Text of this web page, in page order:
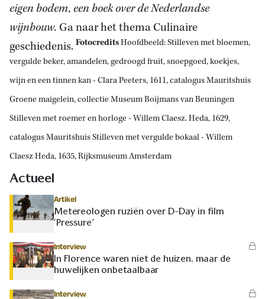
eigen bodem, een boek over de Nederlandse
wijnbouw. Ga naar het thema Culinaire
geschiedenis. FotocreditsHoofdbeeld: Stilleven met bloemen,
vergulde beker, amandelen, gedroogd fruit, snoepgoed, koekjes,
wijn en een tinnen kan - Clara Peeters, 1611, catalogus Mauritshuis
Groene maigelein, collectie Museum Boijmans van Beuningen
Stilleven met roemer en horloge - Willem Claesz. Heda, 1629,
catalogus Mauritshuis Stilleven met vergulde bokaal - Willem
Claesz Heda, 1635, Rijksmuseum Amsterdam
Actueel
Artikel
Metereologen ruziën over D-Day in film
‘Pressure’
Interview
In Florence waren niet de huizen, maar de
huwelijken onbetaalbaar
Interview